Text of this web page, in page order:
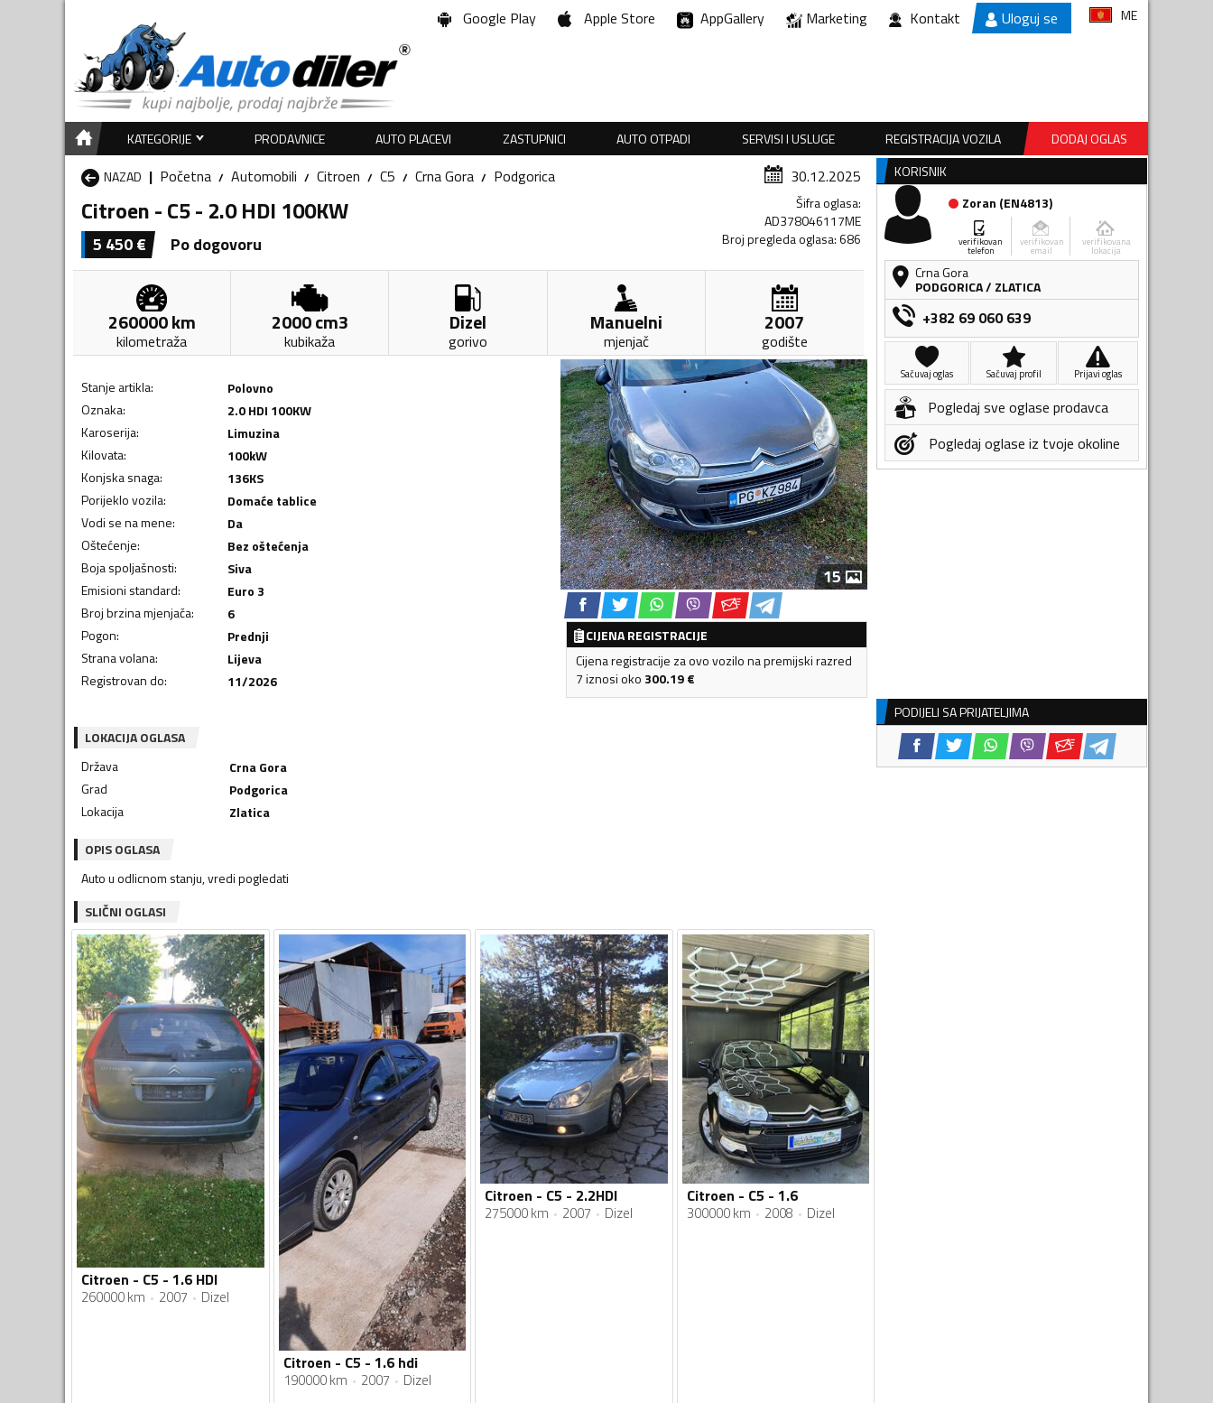
Google Play Apple Store AppGallery Marketing Kontakt Uloguj se ME
KATEGORIJE PRODAVNICE AUTO PLACEVI ZASTUPNICI AUTO OTPADI SERVISI I USLUGE REGISTRACIJA VOZILA
DODAJ OGLAS
NAZAD
Početna Automobili Citroen C5 Crna Gora Podgorica 30.12.2025
Citroen - C5 - 2.0 HDI 100KW
5 450€ Po dogovoru
Šifra oglasa:
AD378046117ME
Broj pregleda oglasa:686
260000km
kilometraža
2000cm3
kubikaža
Dizel
gorivo
Manuelni
mjenjač
2007
godište
Stanje artikla:
Polovno
Oznaka:
2.0 HDI 100KW
Karoserija:
Limuzina
Kilovata: 100kW
Konjska snaga: 136KS
Porijeklo vozila:
Domaće tablice
Vodi se na mene:
Da
Oštećenje:
Bez oštećenja
Boja spoljašnosti:
Siva
Emisioni standard:
Euro 3
Broj brzina mjenjača:
6
Pogon:
Prednji
Strana volana:
Lijeva
Registrovan do: 11/2026
15
CIJENA REGISTRACIJE
Cijena registracije za ovo vozilo na premijski razred
7 iznosi oko 300.19€
LOKACIJA OGLASA
Država
Crna Gora
Grad
Podgorica
Lokacija
Zlatica
OPIS OGLASA
Auto u odlicnom stanju, vredi pogledati
SLIČNI OGLASI
Citroen - C5 - 1.6 HDI
260000 km 2007 Dizel
Citroen - C5 - 1.6 hdi
190000 km 2007 Dizel
Citroen - C5 - 2.2HDI
275000 km 2007 Dizel
Citroen - C5 - 1.6
300000 km 2008 Dizel
KORISNIK
Zoran (EN4813)
verifikovan
telefon
verifikovan
email
verifikovana
lokacija
Crna Gora
PODGORICA/ ZLATICA
+382 69 060 639
Sačuvaj oglas Sačuvaj profil Prijavi oglas
Pogledaj sve oglase prodavca
Pogledaj oglase iz tvoje okoline
PODIJELI SA PRIJATELJIMA